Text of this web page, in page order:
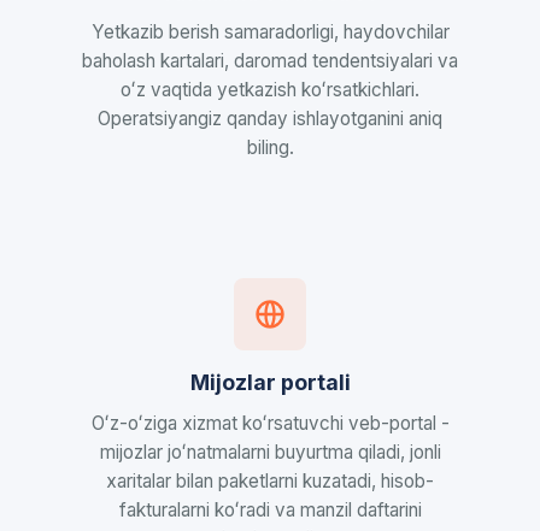
Yetkazib berish samaradorligi, haydovchilar
baholash kartalari, daromad tendentsiyalari va
oʻz vaqtida yetkazish koʻrsatkichlari.
Operatsiyangiz qanday ishlayotganini aniq
biling.
Mijozlar portali
Oʻz-oʻziga xizmat koʻrsatuvchi veb-portal -
mijozlar joʻnatmalarni buyurtma qiladi, jonli
xaritalar bilan paketlarni kuzatadi, hisob-
fakturalarni koʻradi va manzil daftarini